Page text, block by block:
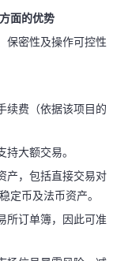
面的优势
保密性及操作可控性
续费（依据该项目的
大额交易。
产，包括直接交易对
定币及法币资产。
所订单簿，因此可准